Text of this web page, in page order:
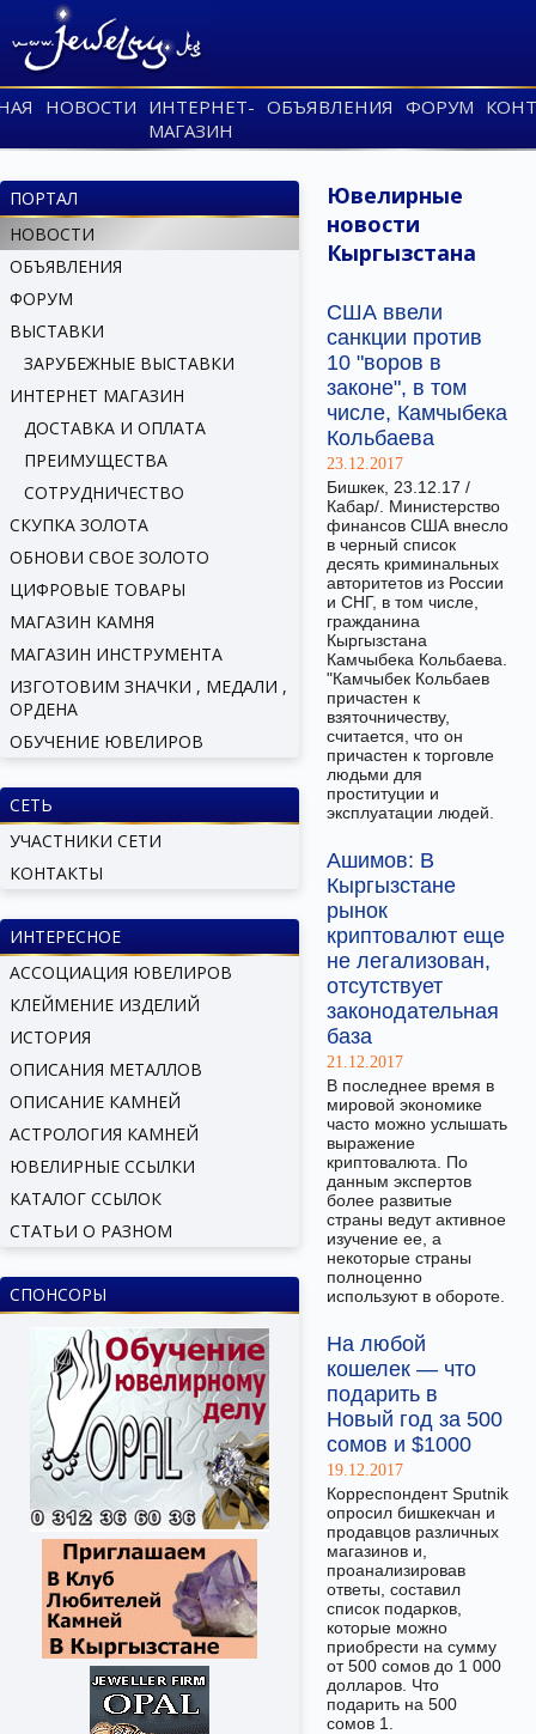
НОВОСТИ ИНТЕРНЕТ-
МАГАЗИН
ОБЪЯВЛЕНИЯ ФОРУМ
ПОРТАЛ
НОВОСТИ
ОБЪЯВЛЕНИЯ
ФОРУМ
ВЫСТАВКИ
ЗАРУБЕЖНЫЕ ВЫСТАВКИ
ИНТЕРНЕТ МАГАЗИН
ДОСТАВКА И ОПЛАТА
ПРЕИМУЩЕСТВА
СОТРУДНИЧЕСТВО
СКУПКА ЗОЛОТА
ОБНОВИ СВОЕ ЗОЛОТО
ЦИФРОВЫЕ ТОВАРЫ
МАГАЗИН КАМНЯ
МАГАЗИН ИНСТРУМЕНТА
ИЗГОТОВИМ ЗНАЧКИ , МЕДАЛИ ,
ОРДЕНА
ОБУЧЕНИЕ ЮВЕЛИРОВ
СЕТЬ
УЧАСТНИКИ СЕТИ
КОНТАКТЫ
ИНТЕРЕСНОЕ
АССОЦИАЦИЯ ЮВЕЛИРОВ
КЛЕЙМЕНИЕ ИЗДЕЛИЙ
ИСТОРИЯ
ОПИСАНИЯ МЕТАЛЛОВ
ОПИСАНИЕ КАМНЕЙ
АСТРОЛОГИЯ КАМНЕЙ
ЮВЕЛИРНЫЕ ССЫЛКИ
КАТАЛОГ ССЫЛОК
СТАТЬИ О РАЗНОМ
СПОНСОРЫ
Ювелирные
новости
Кыргызстана
США ввели
санкции против
10 "воров в
законе", в том
числе, Камчыбека
Кольбаева
23.12.2017
Бишкек, 23.12.17 /
Кабар/. Министерство
финансов США внесло
в черный список
десять криминальных
авторитетов из России
и СНГ, в том числе,
гражданина
Кыргызстана
Камчыбека Кольбаева.
"Камчыбек Кольбаев
причастен к
взяточничеству,
считается, что он
причастен к торговле
людьми для
проституции и
эксплуатации людей.
Ашимов: В
Кыргызстане
рынок
криптовалют еще
не легализован,
отсутствует
законодательная
база
21.12.2017
В последнее время в
мировой экономике
часто можно услышать
выражение
криптовалюта. По
данным экспертов
более развитые
страны ведут активное
изучение ее, а
некоторые страны
полноценно
используют в обороте.
На любой
кошелек — что
подарить в
Новый год за 500
сомов и $1000
19.12.2017
Корреспондент Sputnik
опросил бишкекчан и
продавцов различных
магазинов и,
проанализировав
ответы, составил
список подарков,
которые можно
приобрести на сумму
от 500 сомов до 1 000
долларов. Что
подарить на 500
сомов 1.